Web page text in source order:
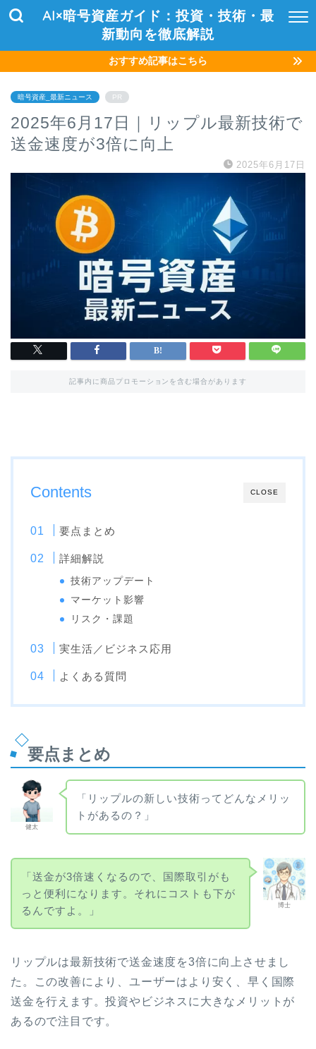
AI×暗号資産ガイド：投資・技術・最
新動向を徹底解説
おすすめ記事はこちら
暗号資産_最新ニュース PR
2025年6月17日｜リップル最新技術で
送金速度が3倍に向上
2025年6月17日
記事内に商品プロモーションを含む場合があります
CLOSE
Contents
要点まとめ
詳細解説
技術アップデート
マーケット影響
リスク・課題
実生活／ビジネス応用
よくある質問
要点まとめ
健太
「リップルの新しい技術ってどんなメリッ
トがあるの？」
博士
「送金が3倍速くなるので、国際取引がも
っと便利になります。それにコストも下が
るんですよ。」
リップルは最新技術で送金速度を3倍に向上させまし
た。この改善により、ユーザーはより安く、早く国際
送金を行えます。投資やビジネスに大きなメリットが
あるので注目です。